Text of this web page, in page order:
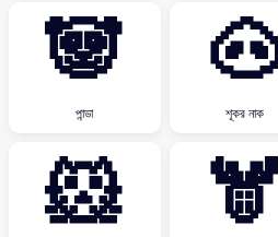
🐼
পান্ডা শূকর নাক
🐹 🫎